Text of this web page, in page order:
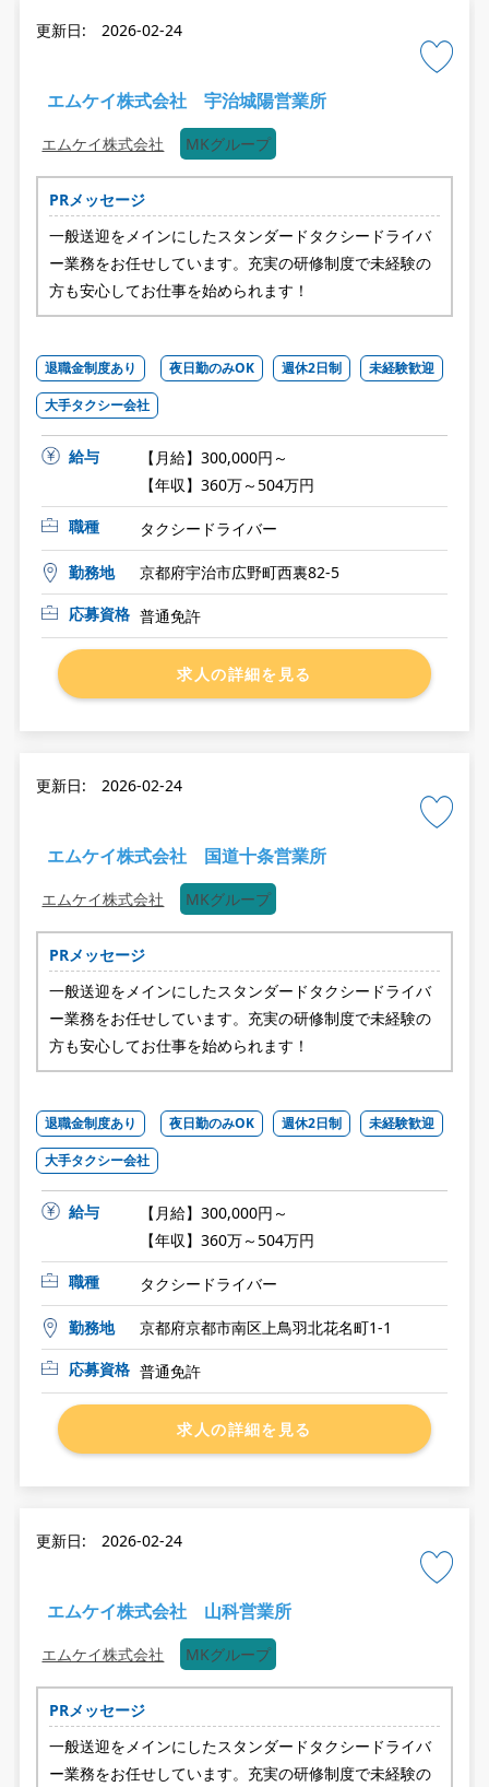
更新日: 2026-02-24
エムケイ株式会社 宇治城陽営業所
エムケイ株式会社 MKグループ
PRメッセージ
一般送迎をメインにしたスタンダードタクシードライバ
ー業務をお任せしています。充実の研修制度で未経験の
方も安心してお仕事を始められます！
退職金制度あり 夜日勤のみOK 週休2日制
未経験歓迎
大手タクシー会社
給与
【月給】300,000円～
【年収】360万～504万円
職種
タクシードライバー
勤務地
京都府宇治市広野町西裏82-5
応募資格 普通免許
求人の詳細を見る
更新日: 2026-02-24
エムケイ株式会社 国道十条営業所
エムケイ株式会社 MKグループ
PRメッセージ
一般送迎をメインにしたスタンダードタクシードライバ
ー業務をお任せしています。充実の研修制度で未経験の
方も安心してお仕事を始められます！
退職金制度あり 夜日勤のみOK 週休2日制
未経験歓迎
大手タクシー会社
給与
【月給】300,000円～
【年収】360万～504万円
職種
タクシードライバー
勤務地
京都府京都市南区上鳥羽北花名町1-1
応募資格 普通免許
求人の詳細を見る
更新日: 2026-02-24
エムケイ株式会社 山科営業所
エムケイ株式会社 MKグループ
PRメッセージ
一般送迎をメインにしたスタンダードタクシードライバ
ー業務をお任せしています。充実の研修制度で未経験の